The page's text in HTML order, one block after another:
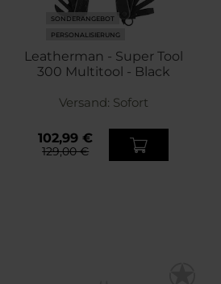
SONDERANGEBOT
PERSONALISIERUNG
Leatherman - Super Tool
300 Multitool - Black
Versand: Sofort
102,99 €
129,00 €